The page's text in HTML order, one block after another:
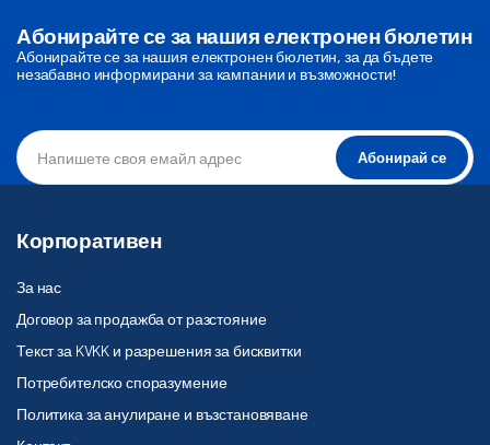
Абонирайте се за нашия електронен бюлетин
Абонирайте се за нашия електронен бюлетин, за да бъдете
незабавно информирани за кампании и възможности!
Абонирай се
Корпоративен
За нас
Договор за продажба от разстояние
Текст за KVKK и разрешения за бисквитки
Потребителско споразумение
Политика за анулиране и възстановяване